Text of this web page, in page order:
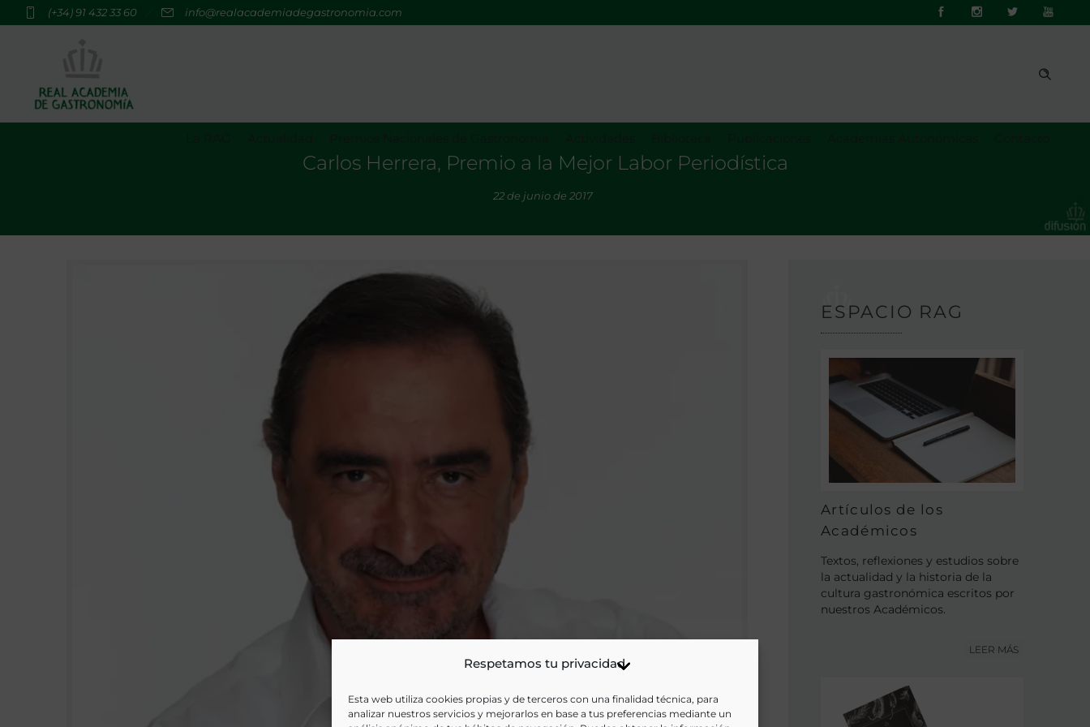
Respetamos tu privacidad
Esta web utiliza cookies propias y de terceros con una finalidad técnica, para
analizar nuestros servicios y mejorarlos en base a tus preferencias mediante un
(+34) 91 432 33 60 info@realacademiadegastronomia.com
Carlos Herrera, Premio a la Mejor Labor Periodística
22 de junio de 2017
ESPACIO RAG
Artículos de los
Académicos
Textos, reflexiones y estudios sobre
la actualidad y la historia de la
cultura gastronómica escritos por
nuestros Académicos.
LEER MÁS